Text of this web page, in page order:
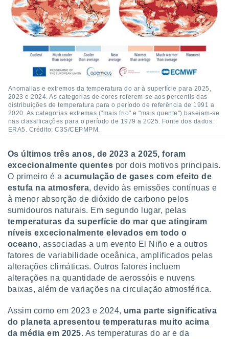
utilizar
medir
da
medir o
dos
os
de
ou
de dados
fontes,
e melhorar
dados
através
Anomalias e extremos da temperatura do ar à superfície para 2025,
2023 e 2024. As categorias de cores referem-se aos percentis das
distribuições de temperatura para o período de referência de 1991 a
2020. As categorias extremas ("mais frio" e "mais quente") baseiam-se
nas classificações para o período de 1979 a 2025. Fonte dos dados:
ERA5. Crédito: C3S/CEPMPM.
Os últimos três anos, de 2023 a 2025, foram
excecionalmente quentes por dois motivos principais.
O primeiro é aacumulação de gases com efeito de
estufa na atmosfera, devido às emissões contínuas e
à menor absorção de dióxido de carbono pelos
sumidouros naturais. Em segundo lugar, pelas
temperaturas da superfície do mar que atingiram
níveis excecionalmente elevados em todo o
oceano, associadas a um evento El Niño e a outros
fatores de variabilidade oceânica, amplificados pelas
alterações climáticas. Outros fatores incluem
alterações na quantidade de aerossóis e nuvens
baixas, além de variações na circulação atmosférica.
Assim como em 2023 e 2024, uma parte significativa
do planeta apresentou temperaturas muito acima
da média em 2025. As temperaturas do ar e da